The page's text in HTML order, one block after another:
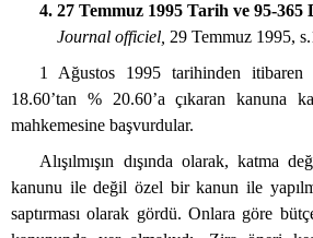
4. 27 Temmuz 1995 Tarih ve 95-365
Journal officiel, 29 Temmuz 1995,
1 Ağustos 1995 tarihinden itibaren
18.60’tan % 20.60’a çıkaran kanuna
mahkemesine başvurdular.
Alışılmışın dışında olarak, katma
kanunu ile değil özel bir kanun ile
saptırması olarak gördü. Onlara göre